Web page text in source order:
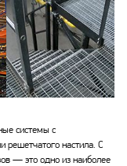
системы с
настила. С
— это одно из наиболее